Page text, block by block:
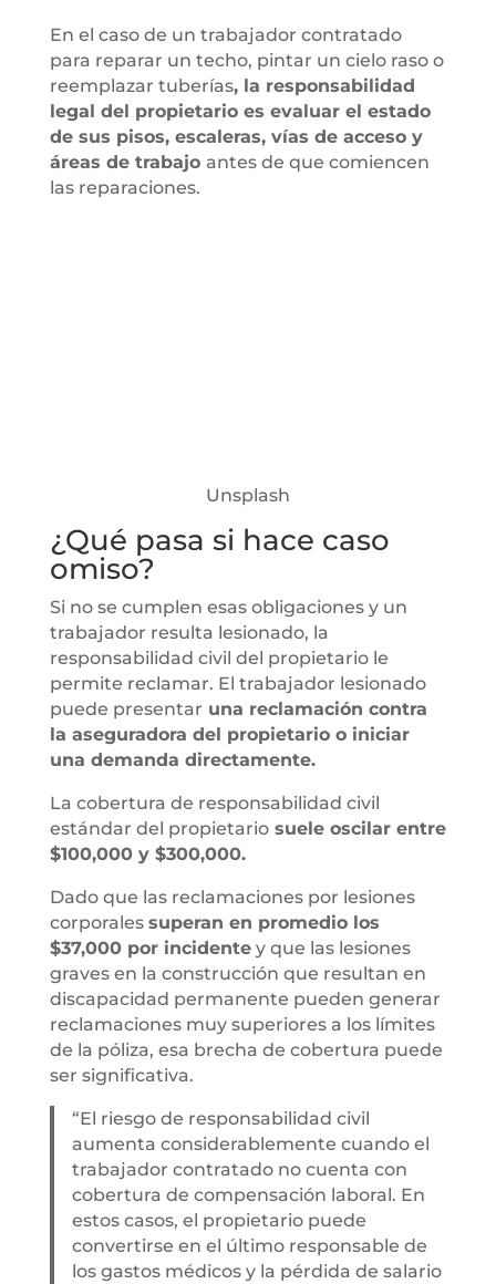
En el caso de un trabajador contratado
para reparar un techo, pintar un cielo raso o
reemplazar tuberías, la responsabilidad
legal del propietario es evaluar el estado
de sus pisos, escaleras, vías de acceso y
áreas de trabajo antes de que comiencen
las reparaciones.
Unsplash
¿Qué pasa si hace caso
omiso?
Si no se cumplen esas obligaciones y un
trabajador resulta lesionado, la
responsabilidad civil del propietario le
permite reclamar. El trabajador lesionado
puede presentar una reclamación contra
la aseguradora del propietario o iniciar
una demanda directamente.
La cobertura de responsabilidad civil
estándar del propietariosuele oscilar entre
$100,000 y $300,000.
Dado que las reclamaciones por lesiones
corporales superan en promedio los
$37,000 por incidentey que las lesiones
graves en la construcción que resultan en
discapacidad permanente pueden generar
reclamaciones muy superiores a los límites
de la póliza, esa brecha de cobertura puede
ser significativa.
“El riesgo de responsabilidad civil
aumenta considerablemente cuando el
trabajador contratado no cuenta con
cobertura de compensación laboral. En
estos casos, el propietario puede
convertirse en el último responsable de
los gastos médicos y la pérdida de salario